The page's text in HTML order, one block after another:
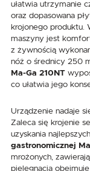
ułatwia utrzymanie
oraz dopasowana
krojonego produktu.
maszyny jest
z żywnością
nóż o średnicy 250
Ma-Ga 210NT
co ułatwia jego
Urządzenie nadaje
Zaleca się krojenie
uzyskania
gastronomicznej
mrożonych,
pielęgnacja